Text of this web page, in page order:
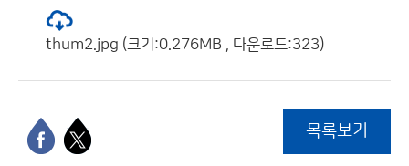
thum2.jpg (크기:0.276MB , 다운로드:323)
목록보기